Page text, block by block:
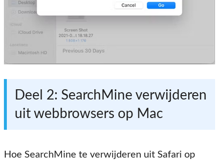
Deel 2: SearchMine verwijderen
uit webbrowsers op Mac
Hoe SearchMine te verwijderen uit Safari op